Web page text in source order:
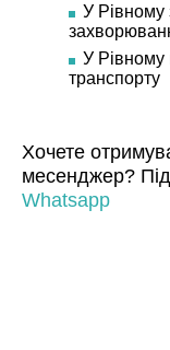
У Рівному
У Рівному
транспорту
Хочете
месенджер?
Whatsapp